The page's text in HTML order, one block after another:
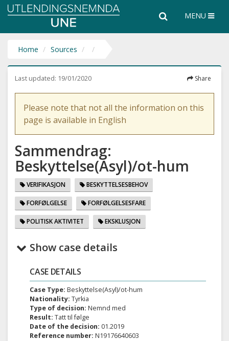
Utlendingsnemnda
the
entire
SearchMENU
Home Sources
Last updated: 19/01/2020 Share
Please note that not all the information on this
page is available in English
Sammendrag:
Beskyttelse(Asyl)/ot-hum
VERIFIKASJON BESKYTTELSESBEHOV
FORFØLGELSE FORFØLGELSESFARE
POLITISK AKTIVITET EKSKLUSJON
Show case details
CASE DETAILS
Case Type: Beskyttelse(Asyl)/ot-hum
Nationality: Tyrkia
Type of decision: Nemnd med
Result: Tatt til følge
Date of the decision: 01.2019
Reference number: N19176640603